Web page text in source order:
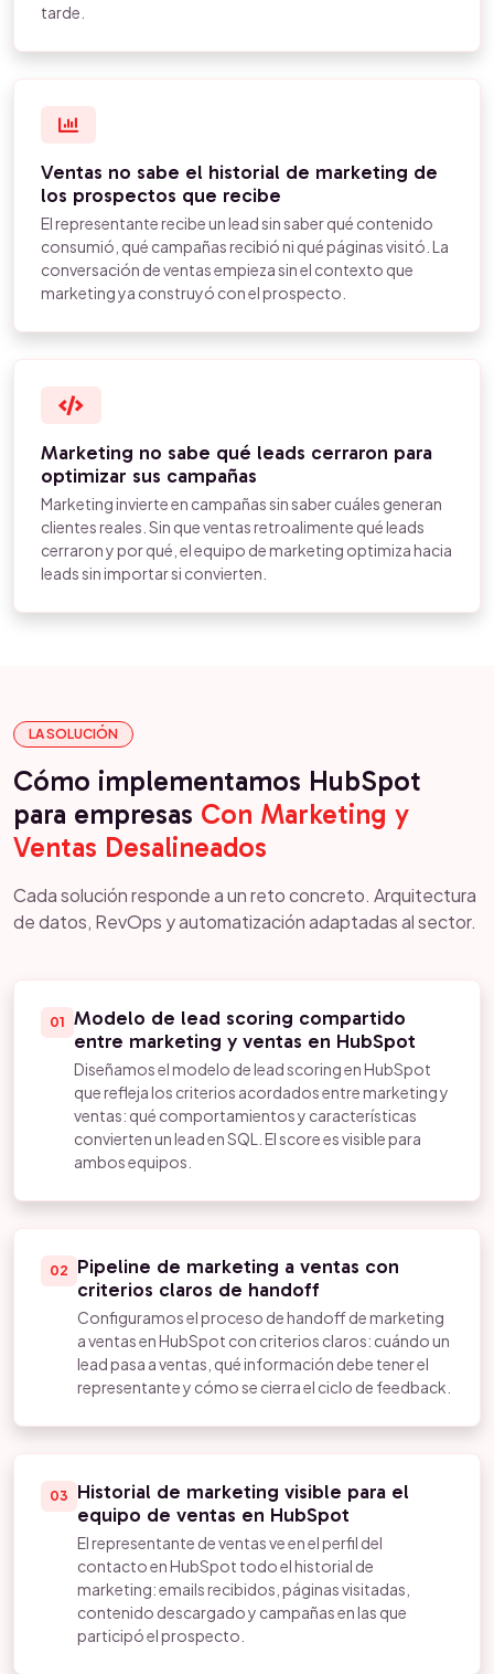
tarde.
Ventas no sabe el historial de marketing de
los prospectos que recibe
El representante recibe un lead sin saber qué contenido
consumió, qué campañas recibió ni qué páginas visitó. La
conversación de ventas empieza sin el contexto que
marketing ya construyó con el prospecto.
Marketing no sabe qué leads cerraron para
optimizar sus campañas
Marketing invierte en campañas sin saber cuáles generan
clientes reales. Sin que ventas retroalimente qué leads
cerraron y por qué, el equipo de marketing optimiza hacia
leads sin importar si convierten.
LA SOLUCIÓN
Cómo implementamos HubSpot
para empresas Con Marketing y
Ventas Desalineados
Cada solución responde a un reto concreto. Arquitectura
de datos, RevOps y automatización adaptadas al sector.
01 Modelo de lead scoring compartido
entre marketing y ventas en HubSpot
Diseñamos el modelo de lead scoring en HubSpot
que refleja los criterios acordados entre marketing y
ventas: qué comportamientos y características
convierten un lead en SQL. El score es visible para
ambos equipos.
02
Pipeline de marketing a ventas con
criterios claros de handoff
Configuramos el proceso de handoff de marketing
a ventas en HubSpot con criterios claros: cuándo un
lead pasa a ventas, qué información debe tener el
representante y cómo se cierra el ciclo de feedback.
03
Historial de marketing visible para el
equipo de ventas en HubSpot
El representante de ventas ve en el perfil del
contacto en HubSpot todo el historial de
marketing: emails recibidos, páginas visitadas,
contenido descargado y campañas en las que
participó el prospecto.